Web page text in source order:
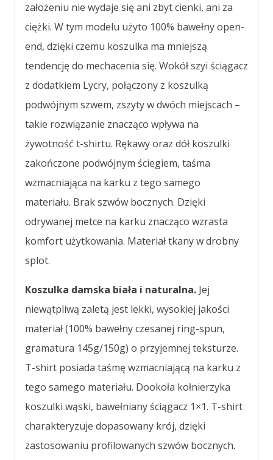
założeniu nie wydaje się ani zbyt cienki, ani za
ciężki. W tym modelu użyto 100% bawełny open-
end, dzięki czemu koszulka ma mniejszą
tendencję do mechacenia się. Wokół szyi ściągacz
z dodatkiem Lycry, połączony z koszulką
podwójnym szwem, zszyty w dwóch miejscach –
takie rozwiązanie znacząco wpływa na
żywotność t-shirtu. Rękawy oraz dół koszulki
zakończone podwójnym ściegiem, taśma
wzmacniająca na karku z tego samego
materiału. Brak szwów bocznych. Dzięki
odrywanej metce na karku znacząco wzrasta
komfort użytkowania. Materiał tkany w drobny
splot.
Koszulka damska biała i naturalna. Jej
niewątpliwą zaletą jest lekki, wysokiej jakości
materiał (100% bawełny czesanej ring-spun,
gramatura 145g/150g) o przyjemnej teksturze.
T-shirt posiada taśmę wzmacniającą na karku z
tego samego materiału. Dookoła kołnierzyka
koszulki wąski, bawełniany ściągacz 1×1. T-shirt
charakteryzuje dopasowany krój, dzięki
zastosowaniu profilowanych szwów bocznych.